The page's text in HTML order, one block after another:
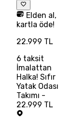
Elden al,
kartla öde!
22.999 TL
6 taksit
İmalattan
Halka! Sıfır
Yatak Odası
Takımı -
22.999 TL